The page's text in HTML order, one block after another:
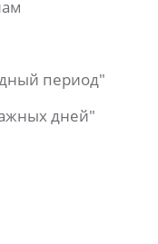
период"
дней"